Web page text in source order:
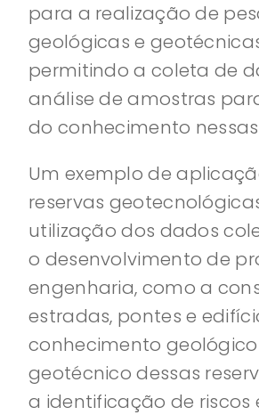
para a realização de
geológicas e
permitindo a coleta de
análise de amostras
do conhecimento
Um exemplo de
reservas
utilização dos dados
o desenvolvimento de
engenharia, como a
estradas, pontes e
conhecimento
geotécnico dessas
a identificação de riscos